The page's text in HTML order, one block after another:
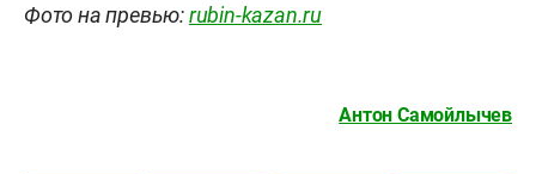
Фото на превью:rubin-kazan.ru
Антон Самойлычев